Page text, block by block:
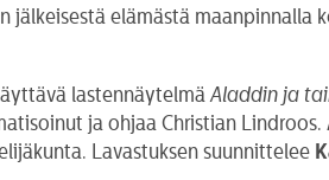
jälkeisestä elämästä
lastennäytelmäAladdin ja
ja ohjaa Christian
Lavastuksen suunnittelee